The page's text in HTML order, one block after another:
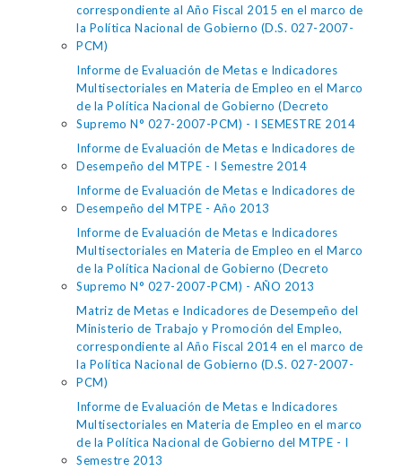
correspondiente al Año Fiscal 2015 en el marco de
la Política Nacional de Gobierno (D.S. 027-2007-
PCM)
Informe de Evaluación de Metas e Indicadores
Multisectoriales en Materia de Empleo en el Marco
de la Política Nacional de Gobierno (Decreto
Supremo N° 027-2007-PCM) - I SEMESTRE 2014
Informe de Evaluación de Metas e Indicadores de
Desempeño del MTPE - I Semestre 2014
Informe de Evaluación de Metas e Indicadores de
Desempeño del MTPE - Año 2013
Informe de Evaluación de Metas e Indicadores
Multisectoriales en Materia de Empleo en el Marco
de la Política Nacional de Gobierno (Decreto
Supremo N° 027-2007-PCM) - AÑO 2013
Matriz de Metas e Indicadores de Desempeño del
Ministerio de Trabajo y Promoción del Empleo,
correspondiente al Año Fiscal 2014 en el marco de
la Política Nacional de Gobierno (D.S. 027-2007-
PCM)
Informe de Evaluación de Metas e Indicadores
Multisectoriales en Materia de Empleo en el marco
de la Política Nacional de Gobierno del MTPE - I
Semestre 2013